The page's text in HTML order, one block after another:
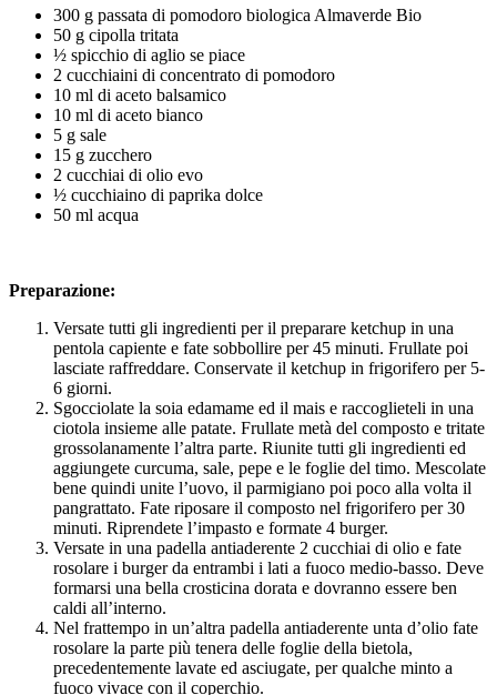
300 g passata di pomodoro biologica Almaverde Bio
50 g cipolla tritata
½ spicchio di aglio se piace
2 cucchiaini di concentrato di pomodoro
10 ml di aceto balsamico
10 ml di aceto bianco
5 g sale
15 g zucchero
2 cucchiai di olio evo
½ cucchiaino di paprika dolce
50 ml acqua
Preparazione:
Versate tutti gli ingredienti per il preparare ketchup in una
pentola capiente e fate sobbollire per 45 minuti. Frullate poi
lasciate raffreddare. Conservate il ketchup in frigorifero per 5-
6 giorni.
Sgocciolate la soia edamame ed il mais e raccoglieteli in una
ciotola insieme alle patate. Frullate metà del composto e tritate
grossolanamente l’altra parte. Riunite tutti gli ingredienti ed
aggiungete curcuma, sale, pepe e le foglie del timo. Mescolate
bene quindi unite l’uovo, il parmigiano poi poco alla volta il
pangrattato. Fate riposare il composto nel frigorifero per 30
minuti. Riprendete l’impasto e formate 4 burger.
Versate in una padella antiaderente 2 cucchiai di olio e fate
rosolare i burger da entrambi i lati a fuoco medio-basso. Deve
formarsi una bella crosticina dorata e dovranno essere ben
caldi all’interno.
Nel frattempo in un’altra padella antiaderente unta d’olio fate
rosolare la parte più tenera delle foglie della bietola,
precedentemente lavate ed asciugate, per qualche minto a
fuoco vivace con il coperchio.